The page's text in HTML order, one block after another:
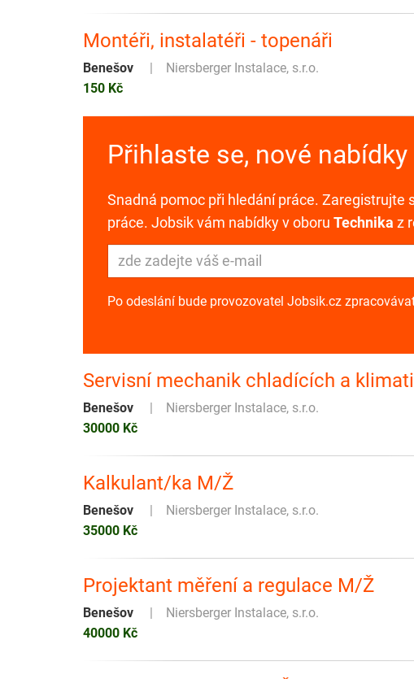
Montéři, instalatéři - topenáři
Benešov
Niersberger Instalace, s.r.o.
150 Kč
Přihlaste se, nové
Snadná pomoc při hledání práce. Zaregistrujte
práce. Jobsik vám nabídky v oboru Technika z
Po odeslání bude provozovatel Jobsik.cz
Servisní mechanik chladících a
Benešov
Niersberger Instalace, s.r.o.
30000 Kč
Kalkulant/ka M/Ž
Benešov
Niersberger Instalace, s.r.o.
35000 Kč
Projektant měření a regulace M/Ž
Benešov
Niersberger Instalace, s.r.o.
40000 Kč